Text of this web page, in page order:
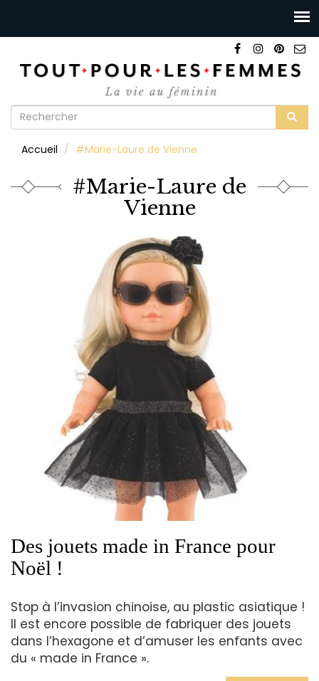
Formulaire
recherche
Accueil #Marie-Laure de Vienne
#Marie-Laure de
Vienne
Des jouets made in France pour
Noël !
Stop à l’invasion chinoise, au plastic asiatique !
Il est encore possible de fabriquer des jouets
dans l’hexagone et d’amuser les enfants avec
du « made in France ».